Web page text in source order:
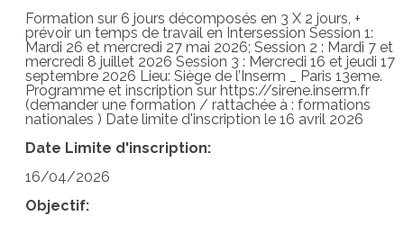
Formation sur 6 jours décomposés en 3 X 2 jours, +
prévoir un temps de travail en Intersession Session 1:
Mardi 26 et mercredi 27 mai 2026; Session 2 : Mardi 7 et
mercredi 8 juillet 2026 Session 3 : Mercredi 16 et jeudi 17
septembre 2026 Lieu: Siège de l’Inserm _ Paris 13eme.
Programme et inscription sur https://sirene.inserm.fr
(demander une formation / rattachée à : formations
nationales ) Date limite d'inscription le 16 avril 2026
Date Limite d'inscription:
16/04/2026
Objectif: